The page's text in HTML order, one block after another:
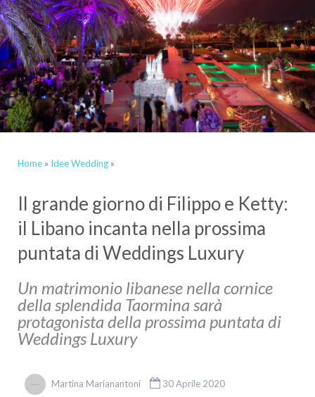
Home » Idee Wedding »
Il grande giorno di Filippo e Ketty:
il Libano incanta nella prossima
puntata di Weddings Luxury
Un matrimonio libanese nella cornice
della splendida Taormina sarà
protagonista della prossima puntata di
Weddings Luxury
Martina Marianantoni 30 Aprile 2020